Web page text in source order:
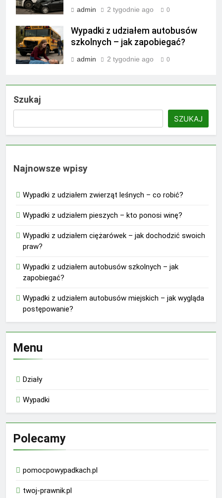
admin 2 tygodnie ago 0
Wypadki z udziałem autobusów
szkolnych – jak zapobiegać?
admin 2 tygodnie ago 0
Szukaj
SZUKAJ
Najnowsze wpisy
Wypadki z udziałem zwierząt leśnych – co robić?
Wypadki z udziałem pieszych – kto ponosi winę?
Wypadki z udziałem ciężarówek – jak dochodzić swoich
praw?
Wypadki z udziałem autobusów szkolnych – jak
zapobiegać?
Wypadki z udziałem autobusów miejskich – jak wygląda
postępowanie?
Menu
Działy
Wypadki
Polecamy
pomocpowypadkach.pl
twoj-prawnik.pl